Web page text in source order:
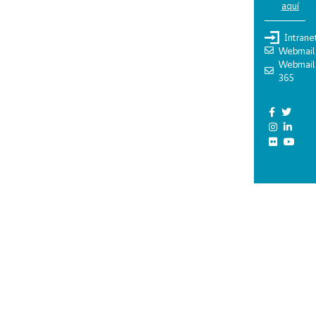
aquí
Webmail
Webmail
365